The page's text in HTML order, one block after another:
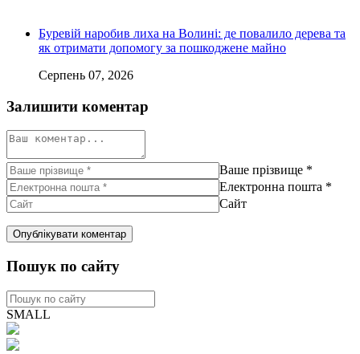
Буревій наробив лиха на Волині: де повалило дерева та
як отримати допомогу за пошкоджене майно
Серпень 07, 2026
Залишити коментар
Ваше прізвище *
Електронна пошта *
Сайт
Пошук по сайту
SMALL